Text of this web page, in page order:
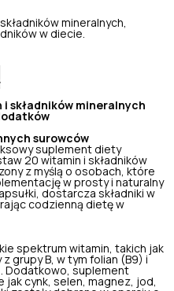
mineralnych,
w diecie.
i składników mineralnych
surowców
suplement diety
20 witamin i składników
z myślą o osobach, które
w prosty i naturalny
dostarcza składniki w
codzienną dietę w
spektrum witamin, takich jak
grupy B, w tym folian (B9) i
Dodatkowo, suplement
cynk, selen, magnez, jod,